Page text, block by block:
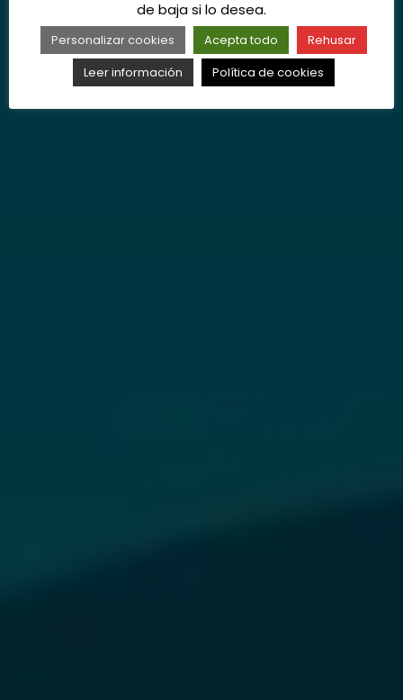
de baja si lo desea.
Personalizar cookies Acepta todo
Rehusar
Leer información
Política de cookies